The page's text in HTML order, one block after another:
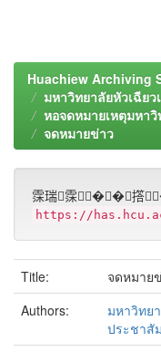
Huachiew Archiving
มหาวิทยาลัยหัวเฉียว
หอจดหมายเหตุมหาวิ
จดหมายข่าว
霂瑞霂��撘
https://
Title:
จดหมาย
Authors:
มหาวิทย
ประชาสั